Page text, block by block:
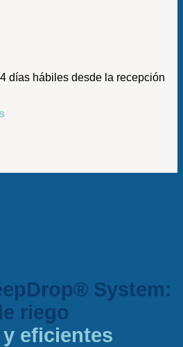
días hábiles desde la recepción
System:
riego
eficientes